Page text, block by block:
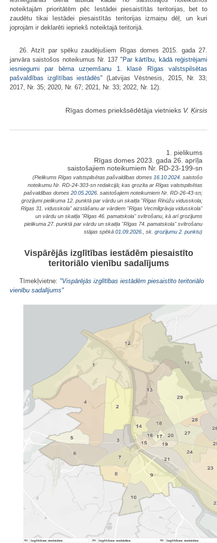
noteiktajām prioritātēm pēc Iestādei piesaistītās teritorijas, bet to
zaudētu tikai Iestādei piesaistītās teritorijas izmaiņu dēļ, un kuri
joprojām ir deklarēti iepriekš noteiktajā teritorijā.
26. Atzīt par spēku zaudējušiem Rīgas domes 2015. gada 27.
janvāra saistošos noteikumus Nr. 137 " Par kārtību, kādā reģistrējami
iesniegumi par bērna uzņemšanu 1. klasē Rīgas valstspilsētas
pašvaldības izglītības iestādēs" (Latvijas Vēstnesis, 2015, Nr. 33;
2017, Nr. 35; 2020, Nr. 67; 2021, Nr. 33; 2022, Nr. 12).
Rīgas domes priekšsēdētāja vietnieks V. Ķirsis
1. pielikums
Rīgas domes 2023. gada 26. aprīļa
saistošajiem noteikumiem Nr. RD-23-199-sn
(Pielikums Rīgas valstspilsētas pašvaldības domes 16.10.2024. saistošo
noteikumu Nr. RD-24-303-sn redakcijā; kas grozīta ar Rīgas valstspilsētas
pašvaldības domes 20.05.2026. saistošajiem noteikumiem Nr. RD-26-43-sn;
grozījumi pielikuma 12. punktā par vārdu un skaitļa "Rīgas Rīnūžu vidusskola;
Rīgas 31. vidusskola" aizstāšanu ar vārdiem "Rīgas Vecmīlgrāvja vidusskola"
un vārdu un skaitļa "Rīgas 46. pamatskola" svītrošanu, kā arī grozījums
pielikuma 27. punktā par vārdu un skaitļa "Rīgas 74. pamatskola" svītrošanu
stājas spēkā 01.09.2026. , sk. grozījumu 2. punktu)
Vispārējās izglītības iestādēm piesaistīto
teritoriālo vienību sadalījums
Tīmekļvietne: "Vispārējās izglītības iestādēm piesaistīto teritoriālo
vienību sadalījums"